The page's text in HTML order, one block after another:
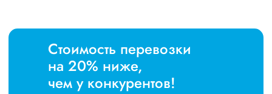
Стоимость перевозки
на 20% ниже,
чем у конкурентов!